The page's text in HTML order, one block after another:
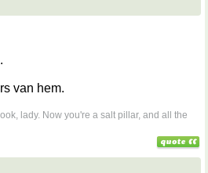
van hem.
lady. Now you're a salt pillar, and all the